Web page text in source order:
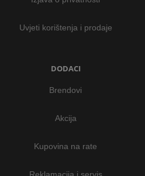
Uvjeti korištenja i prodaje
DODACI
Brendovi
Akcija
Kupovina na rate